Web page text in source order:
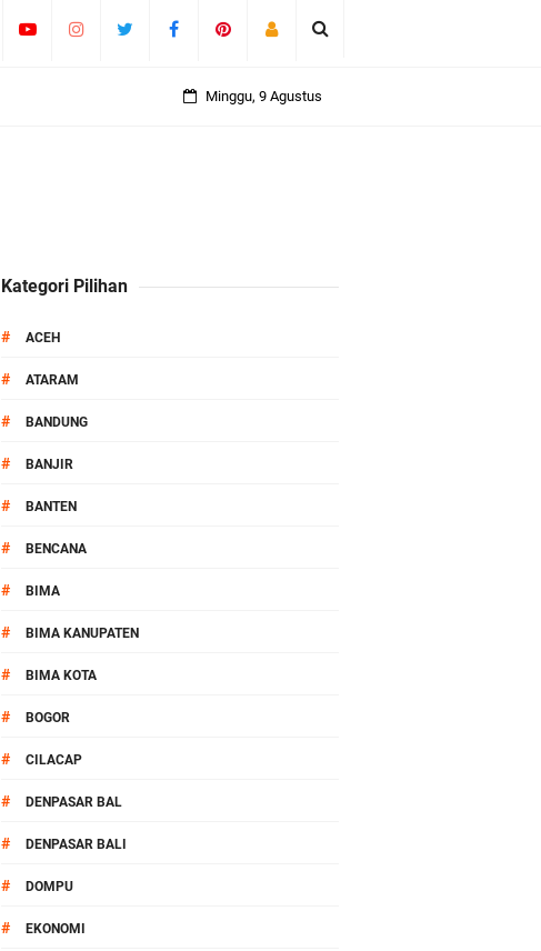
Minggu, 9 Agustus
Kategori Pilihan
# ACEH
# ATARAM
# BANDUNG
# BANJIR
# BANTEN
# BENCANA
# BIMA
# BIMA KANUPATEN
# BIMA KOTA
# BOGOR
# CILACAP
# DENPASAR BAL
# DENPASAR BALI
# DOMPU
# EKONOMI